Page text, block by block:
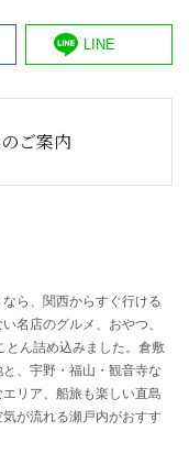
LINE
ご案内
ら、関西からすぐ行ける
名店のグルメ、おやつ、
とん詰め込みました。倉敷
、宇野・福山・観音寺な
リア、船旅も楽しい直島
が流れる瀬戸内がおすす